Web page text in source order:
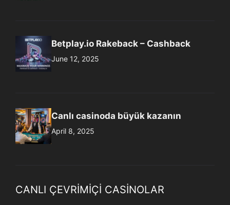
Betplay.io Rakeback – Cashback
June 12, 2025
Canlı casinoda büyük kazanın
April 8, 2025
CANLI ÇEVRIMIÇI CASINOLAR